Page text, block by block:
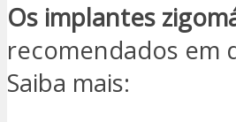
Os implantes
recomendados em
Saiba mais: